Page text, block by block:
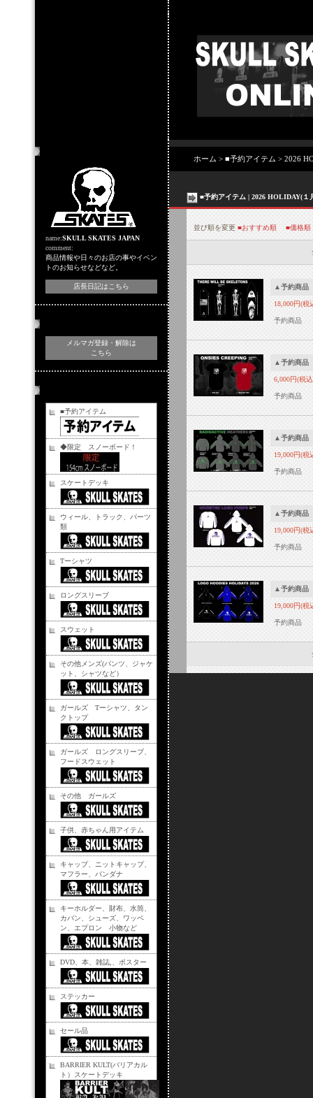
name:SKULL SKATES JAPAN
comment:
商品情報や日々のお店の事やイベン
トのお知らせなどなど。
店長日記はこちら
メルマガ登録・解除は
こちら
■予約アイテム
◆限定 スノーボード！
スケートデッキ
ウィール、トラック、パーツ
類
Tーシャツ
ロングスリーブ
スウェット
その他メンズ(パンツ、ジャケ
ット、シャツなど）
ガールズ Tーシャツ、タン
クトップ
ガールズ ロングスリーブ、
フードスウェット
その他 ガールズ
子供、赤ちゃん用アイテム
キャップ、ニットキャップ、
マフラー、バンダナ
キーホルダー、財布、水筒、
カバン、シューズ、ワッペ
ン、エプロン 小物など
DVD、本、雑誌,、ポスター
ステッカー
セール品
BARRIER KULT(バリアカル
ト）スケートデッキ
ホーム > ■予約アイテム > 2026
■予約アイテム | 2026 HOLIDAY(
並び順を変更■おすすめ順 ■価格順
▲予約商
18,000円(税
予約商品
▲予約商品
6,000円(税
予約商品
▲予約商品
19,000円(税
予約商品
▲予約商品
19,000円(税
予約商品
▲予約商品
19,000円(税
予約商品